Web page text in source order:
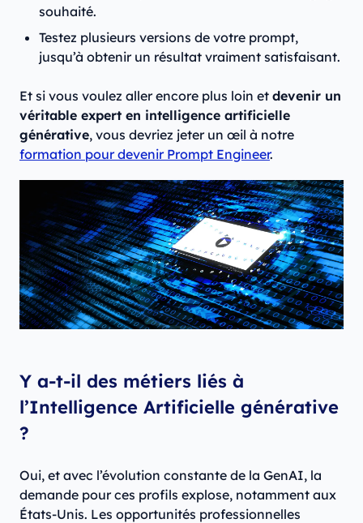
souhaité.
Testez plusieurs versions de votre prompt,
jusqu’à obtenir un résultat vraiment satisfaisant.
Et si vous voulez aller encore plus loin et devenir un
véritable expert en intelligence artificielle
générative, vous devriez jeter un œil à notre
formation pour devenir Prompt Engineer.
Y a-t-il des métiers liés à
l’Intelligence Artificielle générative
?
Oui, et avec l’évolution constante de la GenAI, la
demande pour ces profils explose, notamment aux
États-Unis. Les opportunités professionnelles